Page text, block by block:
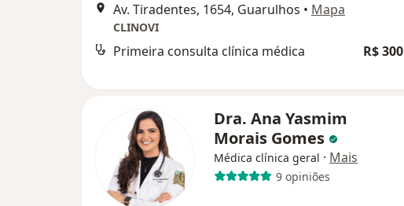
Av. Tiradentes, 1654, Guarulhos • Mapa
CLINOVI
Primeira consulta clínica médica R$ 300
Dra. Ana Yasmim
Morais Gomes
Médica clínica geral · Mais
9 opiniões